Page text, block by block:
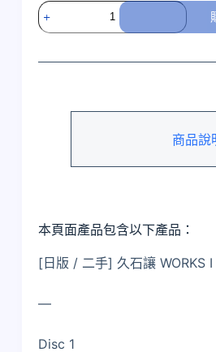
[日
版
二
WORKS
量
商品說
本頁面產品包含以下產品：
[日版 / 二手] 久石讓 WORKS I
—
Disc 1